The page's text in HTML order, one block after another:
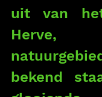
uit van
bekend